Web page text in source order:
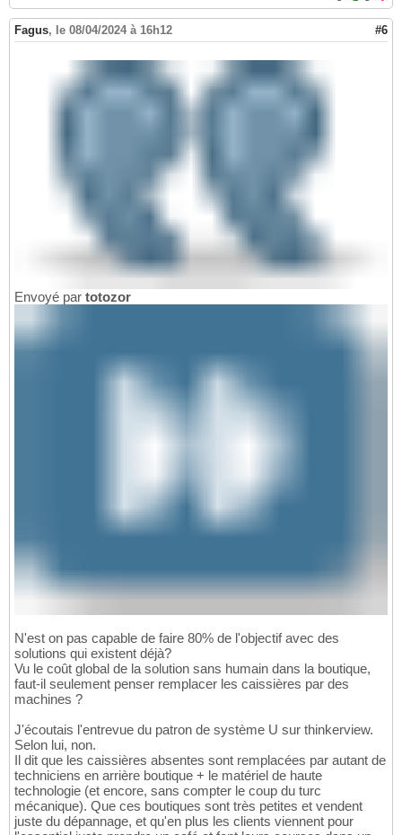
Fagus, le 08/04/2024 à 16h12 #6
Envoyé par totozor
N'est on pas capable de faire 80% de l'objectif avec des
solutions qui existent déjà?
Vu le coût global de la solution sans humain dans la boutique,
faut-il seulement penser remplacer les caissières par des
machines ?
J'écoutais l'entrevue du patron de système U sur thinkerview.
Selon lui, non.
Il dit que les caissières absentes sont remplacées par autant de
techniciens en arrière boutique + le matériel de haute
technologie (et encore, sans compter le coup du turc
mécanique). Que ces boutiques sont très petites et vendent
juste du dépannage, et qu'en plus les clients viennent pour